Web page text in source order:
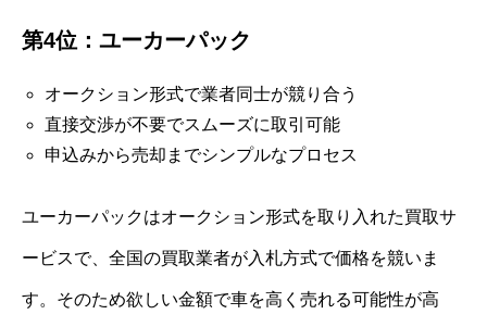
第4位：ユーカーパック
オークション形式で業者同士が競り合う
直接交渉が不要でスムーズに取引可能
申込みから売却までシンプルなプロセス
ユーカーパックはオークション形式を取り入れた買取サ
ービスで、全国の買取業者が入札方式で価格を競いま
す。そのため欲しい金額で車を高く売れる可能性が高